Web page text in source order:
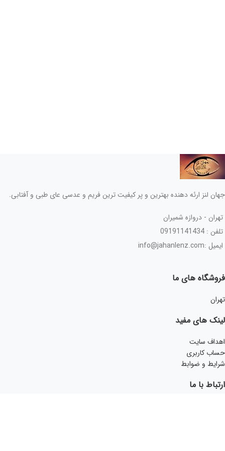
جهان لنز ارئه دهنده بهترین و پر کیفیت ترین فریم و عدسی عای طبی و آفتابی.
تهران - دروازه شمیران
تلفن : 09191141434
ایمیل :info@jahanlenz.com
فروشگاه های ما
تهران
لینک های مفید
اهداف سایت
حساب کاربری
شرایط و ضوابط
ارتباط با ما